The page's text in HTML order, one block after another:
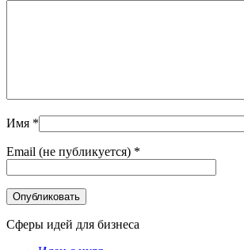
Имя *
Email (не публикуется) *
Сферы идей для бизнеса